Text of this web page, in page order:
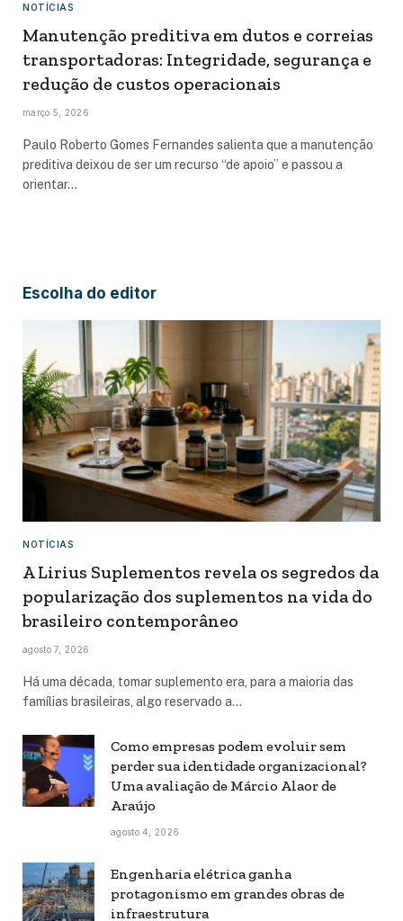
NOTÍCIAS
Manutenção preditiva em dutos e correias
transportadoras: Integridade, segurança e
redução de custos operacionais
março 5, 2026
Paulo Roberto Gomes Fernandes salienta que a manutenção
preditiva deixou de ser um recurso “de apoio” e passou a
orientar…
Escolha do editor
NOTÍCIAS
A Lirius Suplementos revela os segredos da
popularização dos suplementos na vida do
brasileiro contemporâneo
agosto 7, 2026
Há uma década, tomar suplemento era, para a maioria das
famílias brasileiras, algo reservado a…
Como empresas podem evoluir sem
perder sua identidade organizacional?
Uma avaliação de Márcio Alaor de
Araújo
agosto 4, 2026
Engenharia elétrica ganha
protagonismo em grandes obras de
infraestrutura